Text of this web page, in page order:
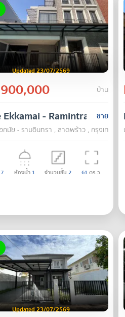
swimming pool and
Updated 23/07/2569
บ้าน
ขาย
- Ramintra
กมัย - รามอินทรา , ลาดพร้าว , กรุงเทพ
7 ห้องน้ำ 1 จำนวนชั้น 2 61ตร.ว.
Updated 23/07/2569